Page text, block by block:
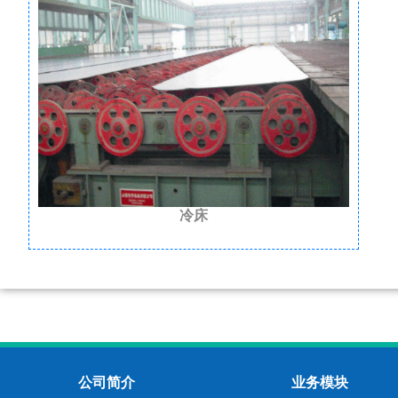
冷床
公司简介 业务模块